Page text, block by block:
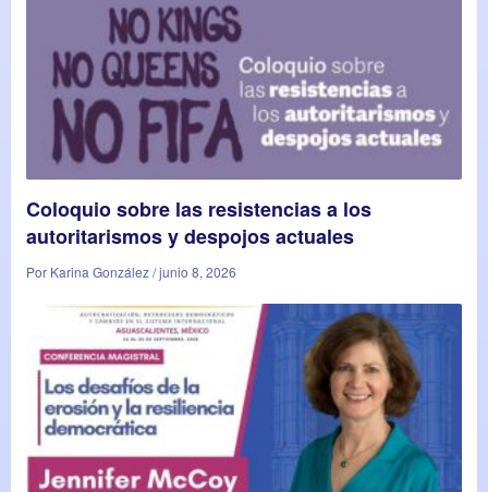
Coloquio sobre las resistencias a los
autoritarismos y despojos actuales
Por Karina González / junio 8, 2026